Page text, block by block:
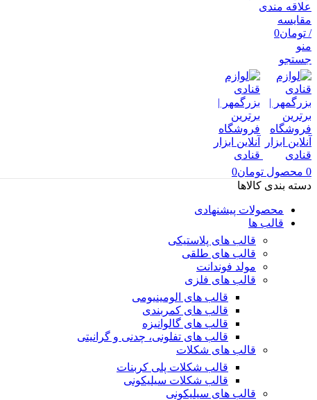
علاقه مندی
مقایسه
/ تومان0
منو
جستجو
0 محصول تومان0
دسته بندی کالاها
محصولات پیشنهادی
قالب ها
قالب های پلاستیکی
قالب های طلقی
مولد فوندانت
قالب های فلزی
قالب های الومینیومی
قالب های کمربندی
قالب های گالوانیزه
قالب های تفلونی، چدنی و گرانیتی
قالب های شکلات
قالب شکلات پلی کربنات
قالب شکلات سیلیکونی
قالب های سیلیکونی